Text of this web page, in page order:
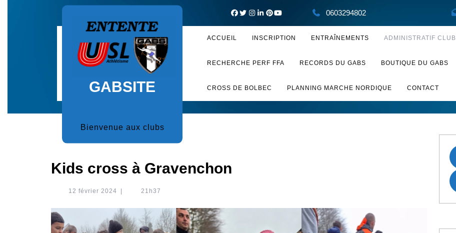
0603294802
GABSITE
Bienvenue aux clubs
ACCUEIL INSCRIPTION ENTRAÎNEMENTS ADMINISTRATIF CLUB
RECHERCHE PERF FFA RECORDS DU GABS BOUTIQUE DU GABS
CROSS DE BOLBEC PLANNING MARCHE NORDIQUE CONTACT
Kids cross à Gravenchon
12 février 2024 12
2024
21h37